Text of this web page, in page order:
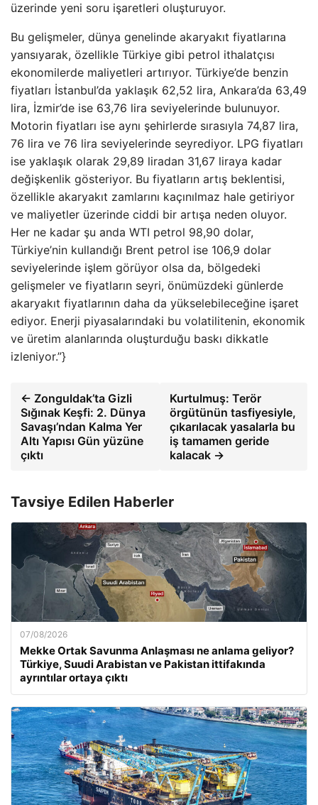
üzerinde yeni soru işaretleri oluşturuyor.
Bu gelişmeler, dünya genelinde akaryakıt fiyatlarına
yansıyarak, özellikle Türkiye gibi petrol ithalatçısı
ekonomilerde maliyetleri artırıyor. Türkiye’de benzin
fiyatları İstanbul’da yaklaşık 62,52 lira, Ankara’da 63,49
lira, İzmir’de ise 63,76 lira seviyelerinde bulunuyor.
Motorin fiyatları ise aynı şehirlerde sırasıyla 74,87 lira,
76 lira ve 76 lira seviyelerinde seyrediyor. LPG fiyatları
ise yaklaşık olarak 29,89 liradan 31,67 liraya kadar
değişkenlik gösteriyor. Bu fiyatların artış beklentisi,
özellikle akaryakıt zamlarını kaçınılmaz hale getiriyor
ve maliyetler üzerinde ciddi bir artışa neden oluyor.
Her ne kadar şu anda WTI petrol 98,90 dolar,
Türkiye’nin kullandığı Brent petrol ise 106,9 dolar
seviyelerinde işlem görüyor olsa da, bölgedeki
gelişmeler ve fiyatların seyri, önümüzdeki günlerde
akaryakıt fiyatlarının daha da yükselebileceğine işaret
ediyor. Enerji piyasalarındaki bu volatilitenin, ekonomik
ve üretim alanlarında oluşturduğu baskı dikkatle
izleniyor.”}
← Zonguldak’ta Gizli
Sığınak Keşfi: 2. Dünya
Savaşı’ndan Kalma Yer
Altı Yapısı Gün yüzüne
çıktı
Kurtulmuş: Terör
örgütünün tasfiyesiyle,
çıkarılacak yasalarla bu
iş tamamen geride
kalacak →
Tavsiye Edilen Haberler
07/08/2026
Mekke Ortak Savunma Anlaşması ne anlama geliyor?
Türkiye, Suudi Arabistan ve Pakistan ittifakında
ayrıntılar ortaya çıktı